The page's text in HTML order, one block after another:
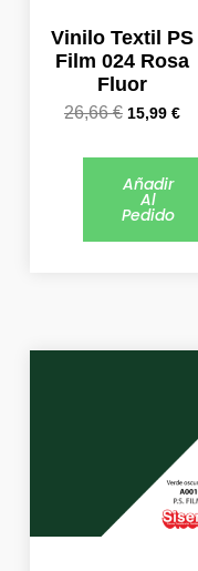
Vinilo Textil PS
Film 024 Rosa
Fluor
26,66€ 15,99 €
Añadir
Al
Pedido
20,39 €.